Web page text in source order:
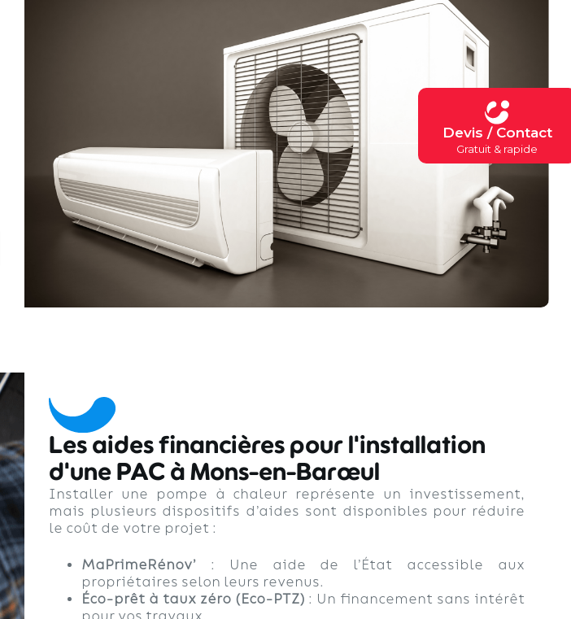
Les aides financières pour l'installation
d'une PAC à Mons-en-Barœul
Installer une pompe à chaleur représente un investissement,
mais plusieurs dispositifs d’aides sont disponibles pour réduire
le coût de votre projet :
MaPrimeRénov’ : Une aide de l’État accessible aux
propriétaires selon leurs revenus.
Éco-prêt à taux zéro (Eco-PTZ) : Un financement sans intérêt
Devis / Contact
Gratuit & rapide